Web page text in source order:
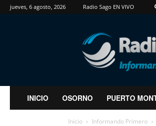
jueves, 6 agosto, 2026 Radio Sago EN VIVO
RadioSago
INICIO OSORNO PUERTO
Inicio Informando Primero